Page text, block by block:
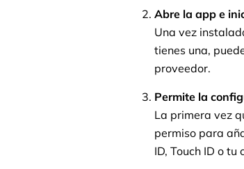
Abre la app e
Una vez
tienes una,
proveedor.
Permite la
La primera vez
permiso para
ID, Touch ID o tu